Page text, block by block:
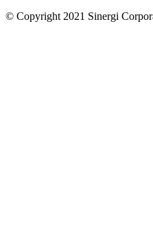
© Copyright 2021 Sinergi